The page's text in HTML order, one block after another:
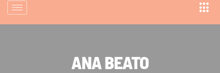
ANA BEATO